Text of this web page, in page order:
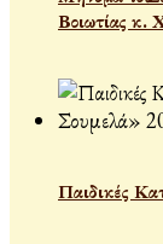
Βοιωτίας κ.
Παιδικές